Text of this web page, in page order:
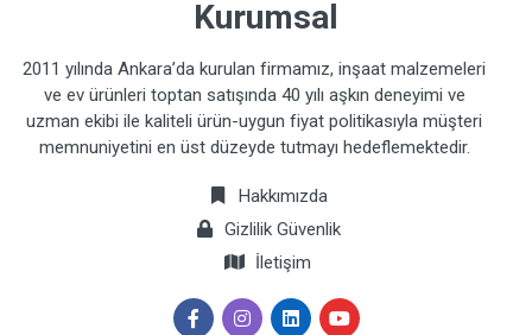
Kurumsal
2011 yılında Ankara’da kurulan firmamız, inşaat malzemeleri
ve ev ürünleri toptan satışında 40 yılı aşkın deneyimi ve
uzman ekibi ile kaliteli ürün-uygun fiyat politikasıyla müşteri
memnuniyetini en üst düzeyde tutmayı hedeflemektedir.
Hakkımızda
Gizlilik Güvenlik
İletişim